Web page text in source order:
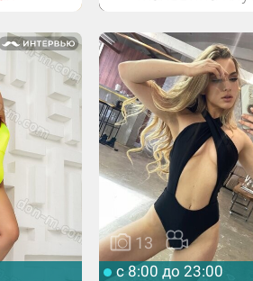
танцевать? И ходишь
в жизни туфли на
ходишь?
кроссовки.
c 8:00 до 23:00
13